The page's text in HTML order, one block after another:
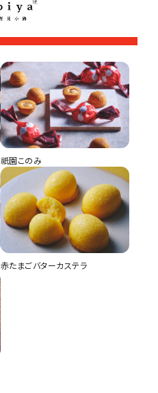
祇園このみ
赤たまごバターカステラ